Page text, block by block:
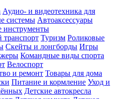
Аудио- и видеотехника для
системы Автоаксессуары
инструменты
транспорт Туризм Роликовые
Скейты и лонгборды Игры
Командные виды спорта
Велоспорт
и ремонт Товары для дома
Питание и кормление Уход и
Детские автокресла